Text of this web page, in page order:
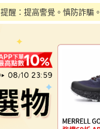
提醒：提高警覺。慎防詐騙。